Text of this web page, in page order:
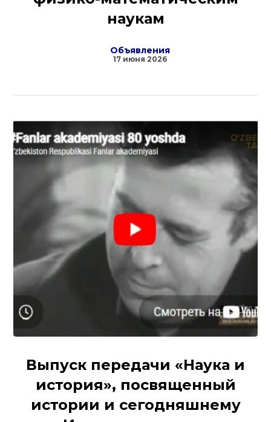
наукам
Объявления
17 июня 2026
Выпуск передачи «Наука и
история», посвященный
истории и сегодняшнему